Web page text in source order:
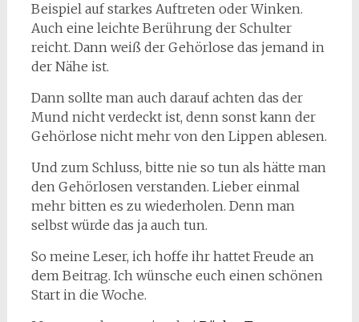
Beispiel auf starkes Auftreten oder Winken.
Auch eine leichte Berührung der Schulter
reicht. Dann weiß der Gehörlose das jemand in
der Nähe ist.
Dann sollte man auch darauf achten das der
Mund nicht verdeckt ist, denn sonst kann der
Gehörlose nicht mehr von den Lippen ablesen.
Und zum Schluss, bitte nie so tun als hätte man
den Gehörlosen verstanden. Lieber einmal
mehr bitten es zu wiederholen. Denn man
selbst würde das ja auch tun.
So meine Leser, ich hoffe ihr hattet Freude an
dem Beitrag. Ich wünsche euch einen schönen
Start in die Woche.